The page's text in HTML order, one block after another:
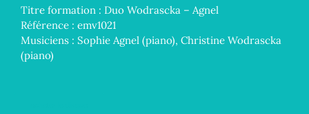
Titre formation : Duo Wodrascka – Agnel
Référence : emv1021
Musiciens : Sophie Agnel (piano), Christine Wodrascka
(piano)